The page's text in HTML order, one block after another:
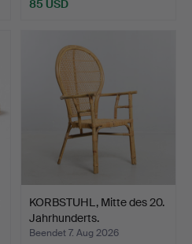
85 USD
KORBSTUHL, Mitte des 20.
Jahrhunderts.
Beendet 7. Aug 2026